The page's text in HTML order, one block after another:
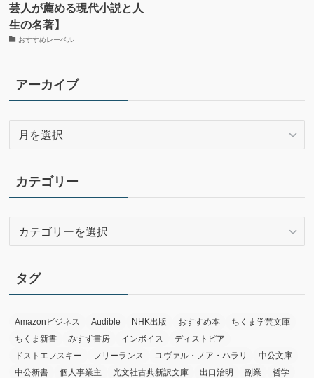
芸人が薦める現代小説と人
生の名著】
おすすめレーベル
アーカイブ
イ
ブ
カテゴリー
リ
ー
タグ
Amazonビジネス Audible NHK出版 おすすめ本
ちくま学芸文庫
ちくま新書
みすず書房 インボイス
ディストピア
ドストエフスキー
フリーランス ユヴァル・ノア・ハラリ
中公文庫
中公新書
個人事業主 光文社古典新訳文庫 出口治明 副業 哲学